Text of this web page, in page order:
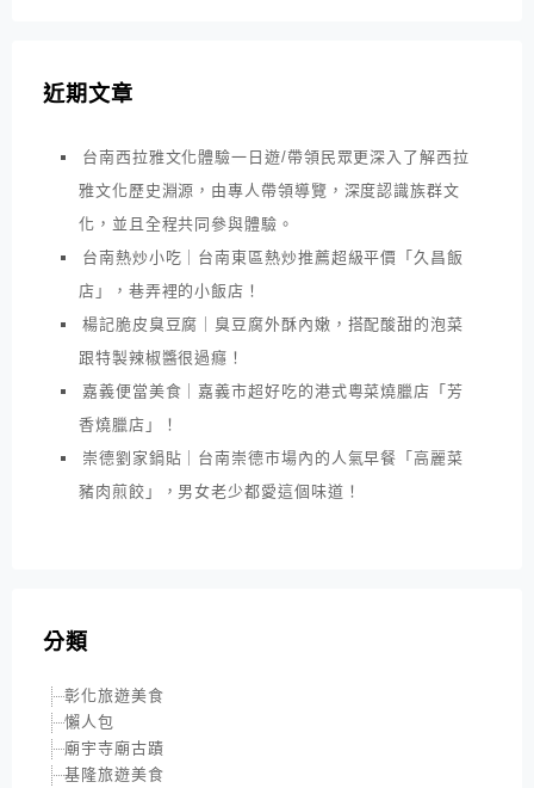
近期文章
台南西拉雅文化體驗一日遊/帶領民眾更深入了解西拉
雅文化歷史淵源，由專人帶領導覽，深度認識族群文
化，並且全程共同參與體驗。
台南熱炒小吃｜台南東區熱炒推薦超級平價「久昌飯
店」，巷弄裡的小飯店！
楊記脆皮臭豆腐｜臭豆腐外酥內嫩，搭配酸甜的泡菜
跟特製辣椒醬很過癮！
嘉義便當美食｜嘉義市超好吃的港式粵菜燒臘店「芳
香燒臘店」！
崇德劉家鍋貼｜台南崇德市場內的人氣早餐「高麗菜
豬肉煎餃」，男女老少都愛這個味道！
分類
彰化旅遊美食
懶人包
廟宇寺廟古蹟
基隆旅遊美食